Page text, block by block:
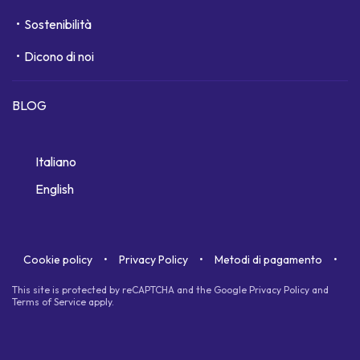
Sostenibilità
Dicono di noi
BLOG
Italiano
English
Cookie policy Privacy Policy Metodi di pagamento
This site is protected by reCAPTCHA and the Google Privacy Policy and
Terms of Service apply.